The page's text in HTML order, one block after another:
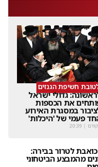
חשיפת הגנזים
גדולי ישראל
את הכספות
במסגרת האירוע
פעמי של 'היכלות'
|
20:39
לטרור בבירה:
מהמבצע הביטחוני